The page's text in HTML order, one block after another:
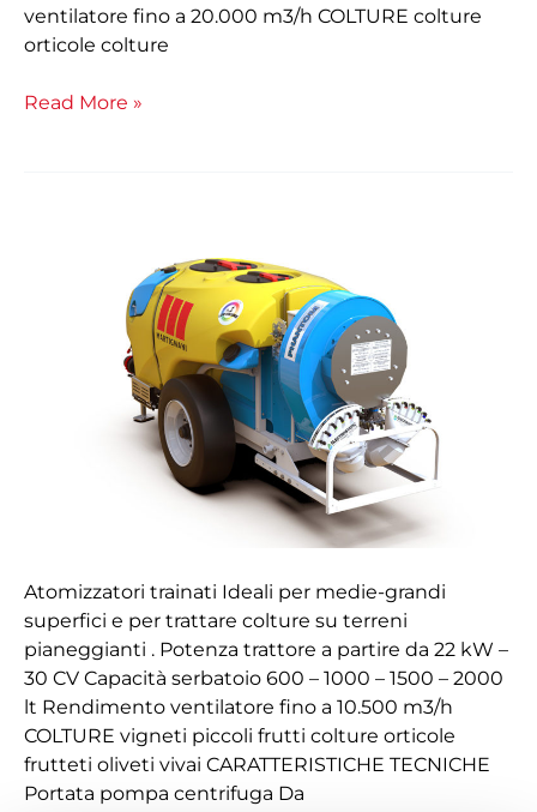
ventilatore fino a 20.000 m3/h COLTURE colture
orticole colture
Read More »
Atomizzatori trainati Ideali per medie-grandi
superfici e per trattare colture su terreni
pianeggianti . Potenza trattore a partire da 22 kW –
30 CV Capacità serbatoio 600 – 1000 – 1500 – 2000
lt Rendimento ventilatore fino a 10.500 m3/h
COLTURE vigneti piccoli frutti colture orticole
frutteti oliveti vivai CARATTERISTICHE TECNICHE
Portata pompa centrifuga Da